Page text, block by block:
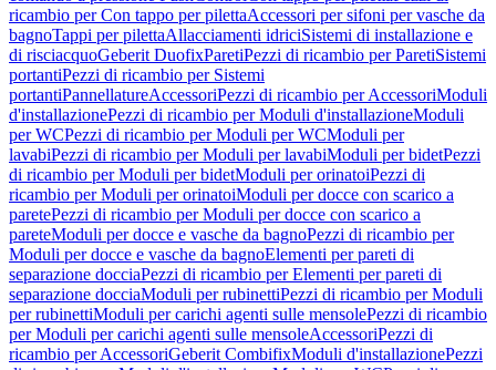
ricambio per Con tappo per pilettaAccessori per sifoni per vasche da
bagnoTappi per pilettaAllacciamenti idriciSistemi di installazione e
di risciacquoGeberit DuofixParetiPezzi di ricambio per ParetiSistemi
portantiPezzi di ricambio per Sistemi
portantiPannellatureAccessoriPezzi di ricambio per AccessoriModuli
d'installazionePezzi di ricambio per Moduli d'installazioneModuli
per WCPezzi di ricambio per Moduli per WCModuli per
lavabiPezzi di ricambio per Moduli per lavabiModuli per bidetPezzi
di ricambio per Moduli per bidetModuli per orinatoiPezzi di
ricambio per Moduli per orinatoiModuli per docce con scarico a
paretePezzi di ricambio per Moduli per docce con scarico a
pareteModuli per docce e vasche da bagnoPezzi di ricambio per
Moduli per docce e vasche da bagnoElementi per pareti di
separazione docciaPezzi di ricambio per Elementi per pareti di
separazione docciaModuli per rubinettiPezzi di ricambio per Moduli
per rubinettiModuli per carichi agenti sulle mensolePezzi di ricambio
per Moduli per carichi agenti sulle mensoleAccessoriPezzi di
ricambio per AccessoriGeberit CombifixModuli d'installazionePezzi